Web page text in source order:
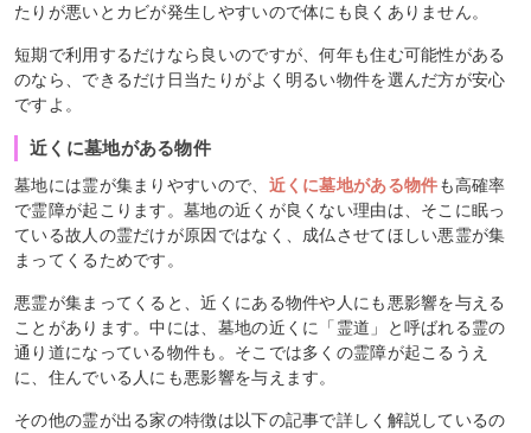
たりが悪いとカビが発生しやすいので体にも良くありません。
短期で利用するだけなら良いのですが、何年も住む可能性がある
のなら、できるだけ日当たりがよく明るい物件を選んだ方が安心
ですよ。
近くに墓地がある物件
墓地には霊が集まりやすいので、 近くに墓地がある物件も高確率
で霊障が起こります。墓地の近くが良くない理由は、そこに眠っ
ている故人の霊だけが原因ではなく、成仏させてほしい悪霊が集
まってくるためです。
悪霊が集まってくると、近くにある物件や人にも悪影響を与える
ことがあります。中には、墓地の近くに「霊道」と呼ばれる霊の
通り道になっている物件も。そこでは多くの霊障が起こるうえ
に、住んでいる人にも悪影響を与えます。
その他の霊が出る家の特徴は以下の記事で詳しく解説しているの